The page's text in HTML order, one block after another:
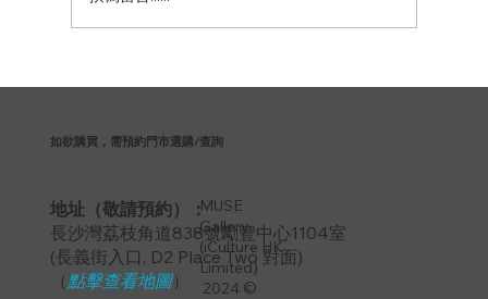
MUSE
Gallery
(iCulture HK
Limited)
2024 ©
如欲購買，需預約門市選購/查詢
地址（敬請預約）：
長沙灣荔枝角道838號勵豐中心1104室
​(長義街入口, D2 Place Two 對面)
（ 點擊查看地圖）